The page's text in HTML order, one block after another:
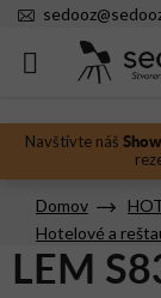
Prejsť
Navštívte náš
sedooz@
Domov
Hotelové a
LEM